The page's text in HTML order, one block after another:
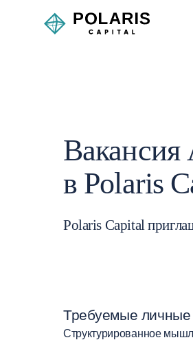
Вакансия
в Polaris
Polaris Capital
Требуемые личные
Структурированное